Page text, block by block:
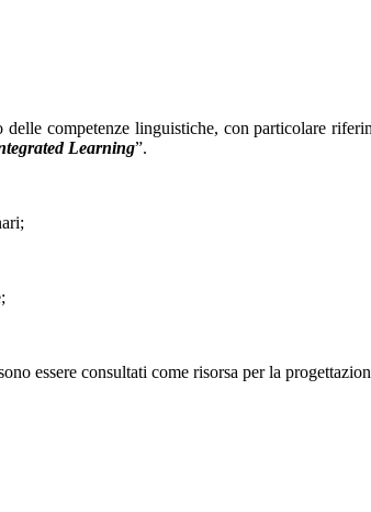
competenze linguistiche, con particolare
Learning”.
essere consultati come risorsa per la